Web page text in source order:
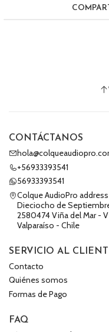
CONTÁCTANOS
+56933393541
56933393541
Colque AudioPro address
Dieciocho de
2580474 Viña del Mar -
Valparaíso - Chile
SERVICIO AL
Contacto
Quiénes somos
Formas de Pago
FAQ